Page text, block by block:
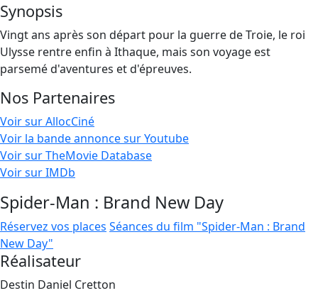
Synopsis
Vingt ans après son départ pour la guerre de Troie, le roi
Ulysse rentre enfin à Ithaque, mais son voyage est
parsemé d'aventures et d'épreuves.
Nos Partenaires
Voir sur AllocCiné
Voir la bande annonce sur Youtube
Voir sur TheMovie Database
Voir sur IMDb
Spider-Man : Brand New Day
Réservez vos places Séances du film "Spider-Man : Brand
New Day"
Réalisateur
Destin Daniel Cretton